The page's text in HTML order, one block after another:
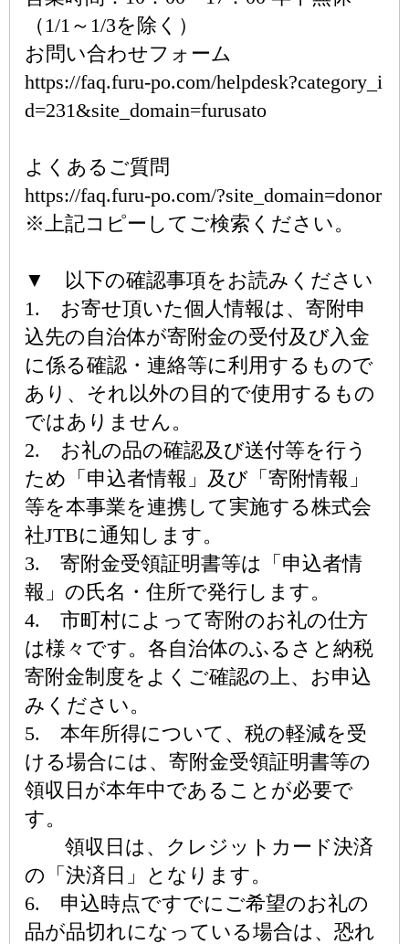
（1/1～1/3を除く）
お問い合わせフォーム
https://faq.furu-po.com/helpdesk?category_i
d=231&site_domain=furusato
よくあるご質問
https://faq.furu-po.com/?site_domain=donor
※上記コピーしてご検索ください。
▼ 以下の確認事項をお読みください
1. お寄せ頂いた個人情報は、寄附申
込先の自治体が寄附金の受付及び入金
に係る確認・連絡等に利用するもので
あり、それ以外の目的で使用するもの
ではありません。
2. お礼の品の確認及び送付等を行う
ため「申込者情報」及び「寄附情報」
等を本事業を連携して実施する株式会
社JTBに通知します。
3. 寄附金受領証明書等は「申込者情
報」の氏名・住所で発行します。
4. 市町村によって寄附のお礼の仕方
は様々です。各自治体のふるさと納税
寄附金制度をよくご確認の上、お申込
みください。
5. 本年所得について、税の軽減を受
ける場合には、寄附金受領証明書等の
領収日が本年中であることが必要で
す。
領収日は、クレジットカード決済
の「決済日」となります。
6. 申込時点ですでにご希望のお礼の
品が品切れになっている場合は、恐れ